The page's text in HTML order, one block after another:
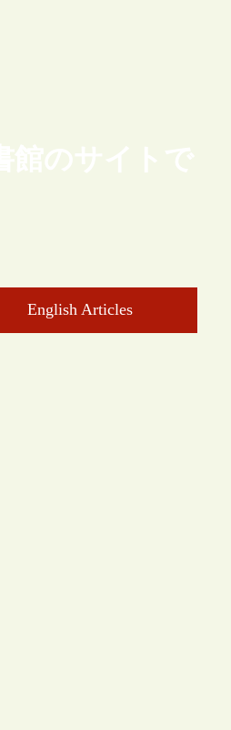
館のサイトで
English Articles